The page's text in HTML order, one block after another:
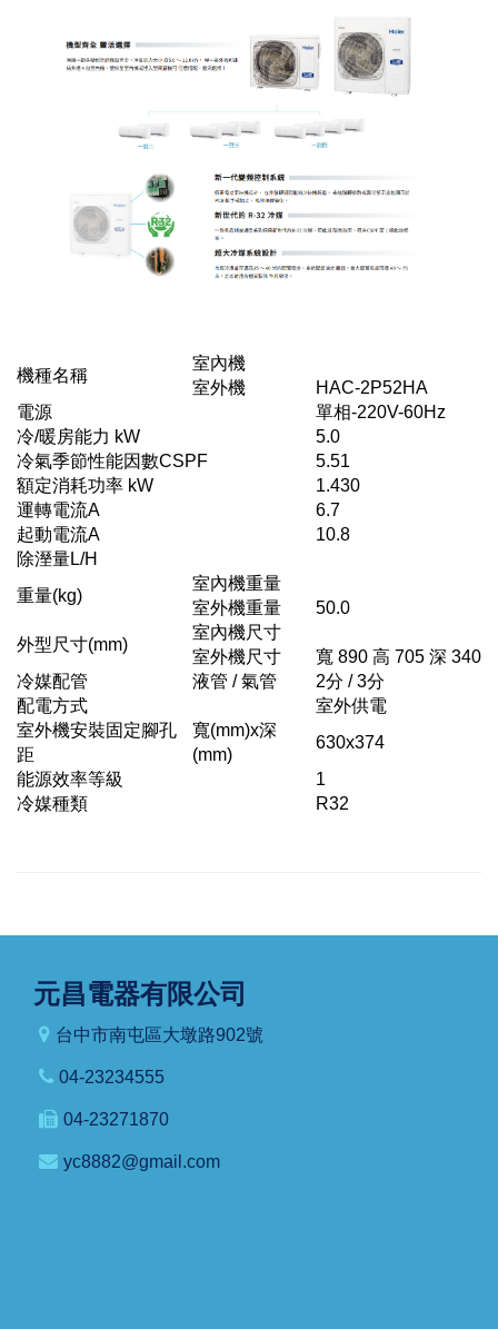
機種名稱
室內機
室外機
HAC-2P52HA
電源
單相-220V-60Hz
冷/暖房能力 kW
5.0
冷氣季節性能因數CSPF
5.51
額定消耗功率 kW
1.430
運轉電流A
6.7
起動電流A
10.8
除溼量L/H
重量(kg)
室內機重量
室外機重量
50.0
外型尺寸(mm)
室內機尺寸
室外機尺寸
寬 890 高 705 深 340
冷媒配管
液管 / 氣管
2分 / 3分
配電方式
室外供電
室外機安裝固定腳孔
距
寬(mm)x深
(mm)
630x374
能源效率等級
1
冷媒種類
R32
元昌電器有限公司
台中市南屯區大墩路902號
04-23234555
04-23271870
yc8882@gmail.com